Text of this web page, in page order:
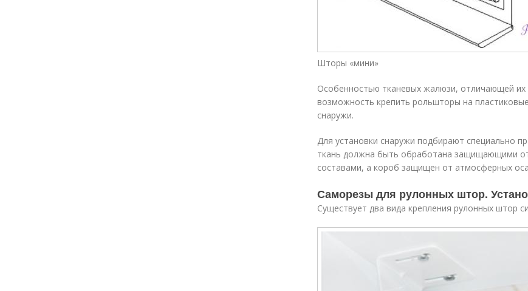
Шторы «мини»
Особенностью тканевых жалюзи, отличающей их
возможность крепить рольшторы на
снаружи.
Для установки снаружи подбирают специально
ткань должна быть обработана защищающими от
составами, а короб защищен от атмосферных
Саморезы для рулонных штор.
Существует два вида крепления рулонных штор